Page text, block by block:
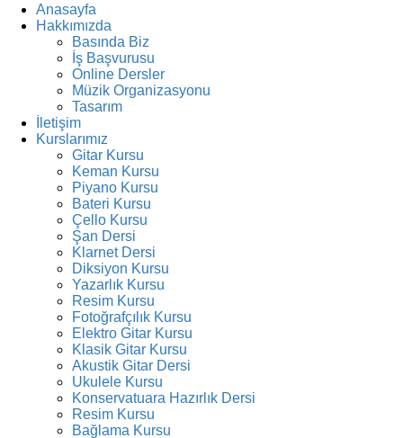
Anasayfa
Hakkımızda
Basında Biz
İş Başvurusu
Online Dersler
Müzik Organizasyonu
Tasarım
İletişim
Kurslarımız
Gitar Kursu
Keman Kursu
Piyano Kursu
Bateri Kursu
Çello Kursu
Şan Dersi
Klarnet Dersi
Diksiyon Kursu
Yazarlık Kursu
Resim Kursu
Fotoğrafçılık Kursu
Elektro Gitar Kursu
Klasik Gitar Kursu
Akustik Gitar Dersi
Ukulele Kursu
Konservatuara Hazırlık Dersi
Resim Kursu
Bağlama Kursu